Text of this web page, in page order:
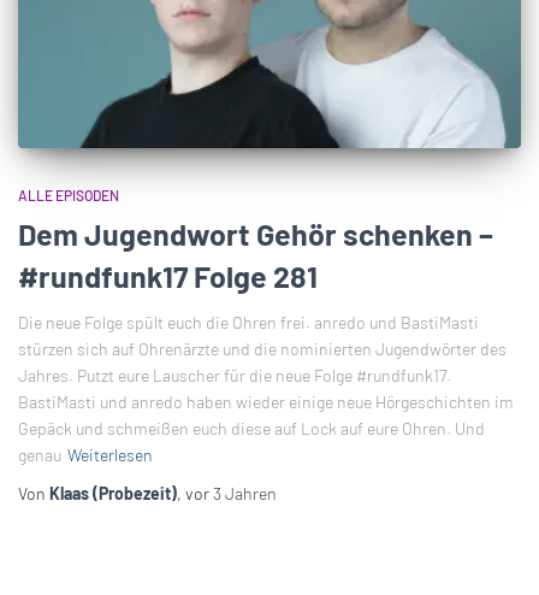
ALLE EPISODEN
Dem Jugendwort Gehör schenken –
#rundfunk17 Folge 281
Die neue Folge spült euch die Ohren frei. anredo und BastiMasti
stürzen sich auf Ohrenärzte und die nominierten Jugendwörter des
Jahres. Putzt eure Lauscher für die neue Folge #rundfunk17.
BastiMasti und anredo haben wieder einige neue Hörgeschichten im
Gepäck und schmeißen euch diese auf Lock auf eure Ohren. Und
genau Weiterlesen
Von Klaas (Probezeit), vor3 Jahren